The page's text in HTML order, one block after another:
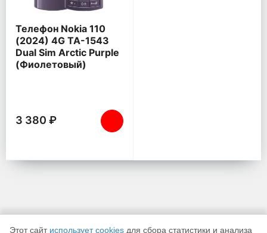
Телефон Nokia 110
(2024) 4G TA-1543
Dual Sim Arctic Purple
(Фиолетовый)
3 380 ₽
Этот сайт использует cookies для сбора статистики и анализа